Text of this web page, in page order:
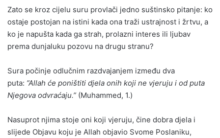
Zato se kroz cijelu suru provlači jedno suštinsko pitanje: ko
ostaje postojan na istini kada ona traži ustrajnost i žrtvu, a
ko je napušta kada ga strah, prolazni interes ili ljubav
prema dunjaluku pozovu na drugu stranu?
Sura počinje odlučnim razdvajanjem između dva
puta: ”Allah će poništiti djela onih koji ne vjeruju i od puta
Njegova odvraćaju.” (Muhammed, 1.)
Nasuprot njima stoje oni koji vjeruju, čine dobra djela i
slijede Objavu koju je Allah objavio Svome Poslaniku,